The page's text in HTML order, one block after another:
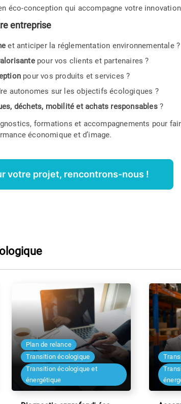
éco-conception qui accompagne votre
entreprise
et anticiper la réglementation environnementale ?
pour vos clients et partenaires ?
pour vos produits et services ?
autonomes sur les objectifs écologiques ?
déchets, mobilité et achats responsables?
formations et accompagnements pour
économique et d’image.
votre projet, rencontrons-nous !
Plan de relance
Transition écologique
Transition écologique et
énergétique